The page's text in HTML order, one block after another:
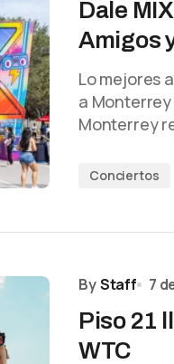
Dale
Amigos
Lo mejores
a Monterrey
Monterrey
Conciertos
ByStaff 7
Piso 21
WTC